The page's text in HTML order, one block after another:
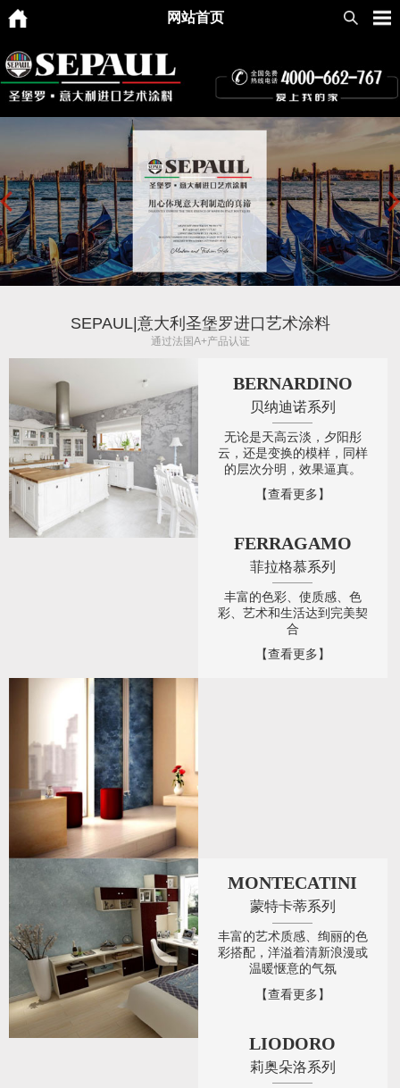
网站首页
SEPAUL|意大利圣堡罗进口艺术涂料
通过法国A+产品认证
BERNARDINO
贝纳迪诺系列
无论是天高云淡，夕阳彤
云，还是变换的模样，同样
的层次分明，效果逼真。
【查看更多】
FERRAGAMO
菲拉格慕系列
丰富的色彩、使质感、色
彩、艺术和生活达到完美契
合
【查看更多】
MONTECATINI
蒙特卡蒂系列
丰富的艺术质感、绚丽的色
彩搭配，洋溢着清新浪漫或
温暖惬意的气氛
【查看更多】
LIODORO
莉奥朵洛系列